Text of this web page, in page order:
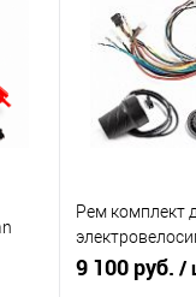
Рем комплект
9 100 руб. /